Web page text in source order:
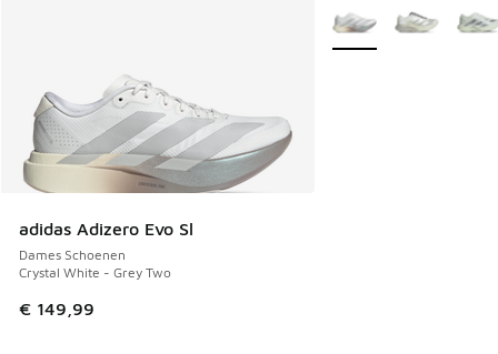
adidas Adizero Evo Sl
Dames Schoenen
Crystal White - Grey Two
€ 149,99
Meer kleuren